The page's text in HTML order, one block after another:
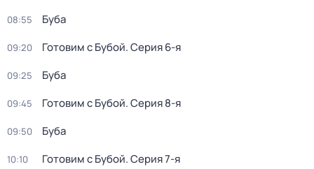
08:55 Буба
09:20 Готовим с Бубой. Серия 6-я
09:25 Буба
09:45 Готовим с Бубой. Серия 8-я
09:50 Буба
10:10 Готовим с Бубой. Серия 7-я